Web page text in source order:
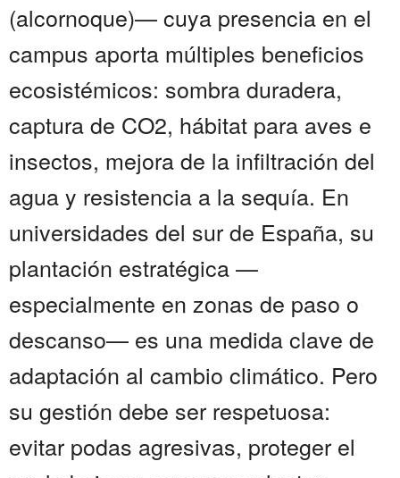
(alcornoque)— cuya presencia en el
campus aporta múltiples beneficios
ecosistémicos: sombra duradera,
captura de CO2, hábitat para aves e
insectos, mejora de la infiltración del
agua y resistencia a la sequía. En
universidades del sur de España, su
plantación estratégica —
especialmente en zonas de paso o
descanso— es una medida clave de
adaptación al cambio climático. Pero
su gestión debe ser respetuosa:
evitar podas agresivas, proteger el